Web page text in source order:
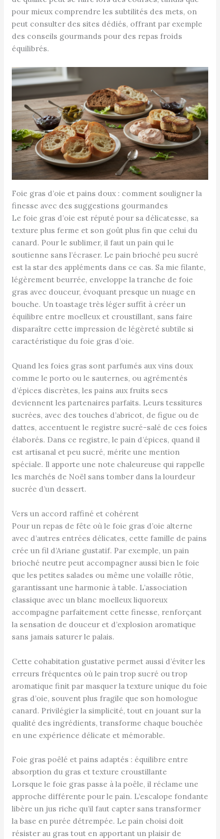
pour mieux comprendre les subtilités des mets, on
peut consulter des sites dédiés, offrant par exemple
des conseils gourmands pour des repas froids
équilibrés.
Foie gras d’oie et pains doux : comment souligner la
finesse avec des suggestions gourmandes
Le foie gras d’oie est réputé pour sa délicatesse, sa
texture plus ferme et son goût plus fin que celui du
canard. Pour le sublimer, il faut un pain qui le
soutienne sans l’écraser. Le pain brioché peu sucré
est la star des appléments dans ce cas. Sa mie filante,
légèrement beurrée, enveloppe la tranche de foie
gras avec douceur, évoquant presque un nuage en
bouche. Un toastage très léger suffit à créer un
équilibre entre moelleux et croustillant, sans faire
disparaître cette impression de légèreté subtile si
caractéristique du foie gras d’oie.
Quand les foies gras sont parfumés aux vins doux
comme le porto ou le sauternes, ou agrémentés
d’épices discrètes, les pains aux fruits secs
deviennent les partenaires parfaits. Leurs tessitures
sucrées, avec des touches d’abricot, de figue ou de
dattes, accentuent le registre sucré-salé de ces foies
élaborés. Dans ce registre, le pain d’épices, quand il
est artisanal et peu sucré, mérite une mention
spéciale. Il apporte une note chaleureuse qui rappelle
les marchés de Noël sans tomber dans la lourdeur
sucrée d’un dessert.
Vers un accord raffiné et cohérent
Pour un repas de fête où le foie gras d’oie alterne
avec d’autres entrées délicates, cette famille de pains
crée un fil d’Ariane gustatif. Par exemple, un pain
brioché neutre peut accompagner aussi bien le foie
que les petites salades ou même une volaille rôtie,
garantissant une harmonie à table. L’association
classique avec un blanc moelleux liquoreux
accompagne parfaitement cette finesse, renforçant
la sensation de douceur et d’explosion aromatique
sans jamais saturer le palais.
Cette cohabitation gustative permet aussi d’éviter les
erreurs fréquentes où le pain trop sucré ou trop
aromatique finit par masquer la texture unique du foie
gras d’oie, souvent plus fragile que son homologue
canard. Privilégier la simplicité, tout en jouant sur la
qualité des ingrédients, transforme chaque bouchée
en une expérience délicate et mémorable.
Foie gras poêlé et pains adaptés : équilibre entre
absorption du gras et texture croustillante
Lorsque le foie gras passe à la poêle, il réclame une
approche différente pour le pain. L’escalope fondante
libère un jus riche qu’il faut capter sans transformer
la base en purée détrempée. Le pain choisi doit
résister au gras tout en apportant un plaisir de